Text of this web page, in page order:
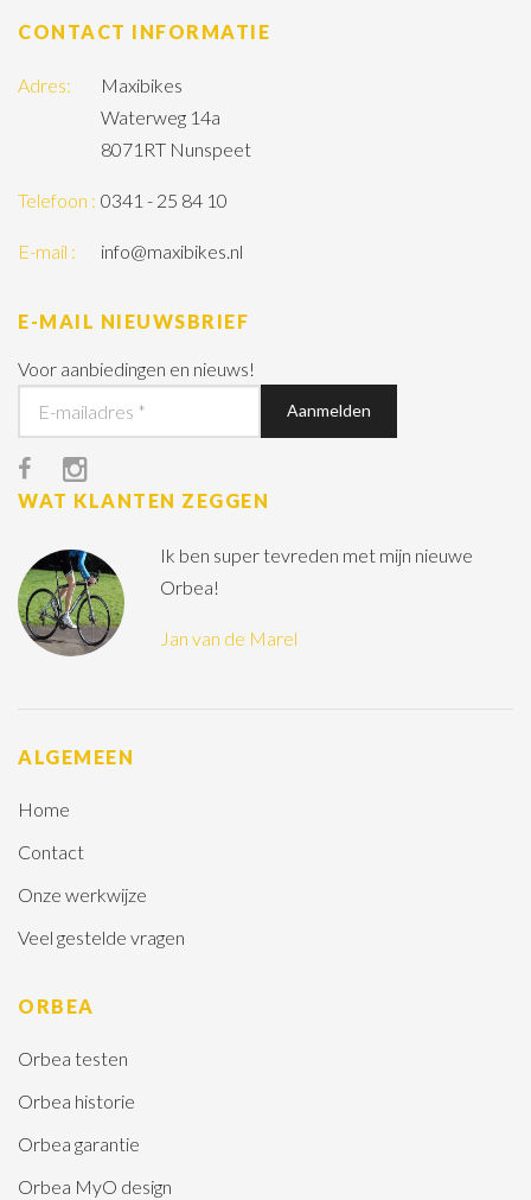
CONTACT INFORMATIE
Adres:
Maxibikes
Waterweg 14a
8071RT Nunspeet
Telefoon : 0341 - 25 84 10
E-mail : info@maxibikes.nl
E-MAIL NIEUWSBRIEF
Voor aanbiedingen en nieuws!
WAT KLANTEN ZEGGEN
Ik ben super tevreden met mijn nieuwe
Orbea!
Jan van de Marel
ALGEMEEN
Home
Contact
Onze werkwijze
Veel gestelde vragen
ORBEA
Orbea testen
Orbea historie
Orbea garantie
Orbea MyO design